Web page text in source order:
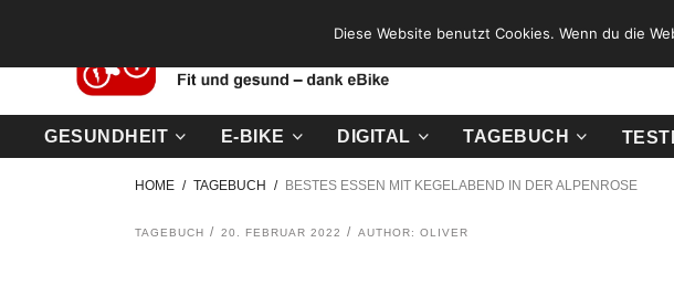
GESUNDHEIT E-BIKE DIGITAL TAGEBUCH
HOME TAGEBUCH BESTES ESSEN MIT KEGELABEND IN DER ALPENROSE
TAGEBUCH 20. FEBRUAR 2022 AUTHOR: OLIVER
Diese Website benutzt Cookies. Wenn du die